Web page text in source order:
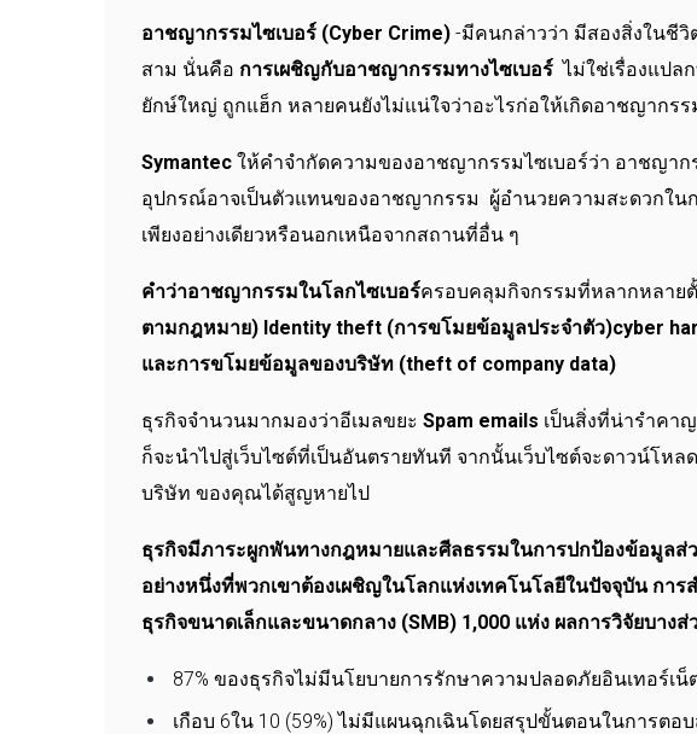
อาชญากรรมไซเบอร์ (Cyber Crime) -มีคนกล่าวว่า มีสองสิ่งในชีวิ
สาม นั่นคือ การเผชิญกับอาชญากรรมทางไซเบอร์ไม่ใช่เรื่องแปล
ยักษ์ใหญ่ ถูกแฮ็ก หลายคนยังไม่แน่ใจว่าอะไรก่อให้เกิดอาชญากรร
Symantec ให้คำจำกัดความของอาชญากรรมไซเบอร์ว่า อาชญา
อุปกรณ์อาจเป็นตัวแทนของอาชญากรรม ผู้อำนวยความสะดวกใ
เพียงอย่างเดียวหรือนอกเหนือจากสถานที่อื่น ๆ
คำว่าอาชญากรรมในโลกไซเบอร์ครอบคลุมกิจกรรมที่หลากหลาย
ตามกฎหมาย) Identity theft (การขโมยข้อมูลประจำตัว)cyber
และการขโมยข้อมูลของบริษัท (theft of company data)
ธุรกิจจำนวนมากมองว่าอีเมลขยะ Spam emails เป็นสิ่งที่น่ารำคา
ก็จะนำไปสู่เว็บไซต์ที่เป็นอันตรายทันที จากนั้นเว็บไซต์จะดาวน์โ
บริษัท ของคุณได้สูญหายไป
ธุรกิจมีภาระผูกพันทางกฎหมายและศีลธรรมในการปกป้องข้อมูล
อย่างหนึ่งที่พวกเขาต้องเผชิญในโลกแห่งเทคโนโลยีในปัจจุบัน การ
ธุรกิจขนาดเล็กและขนาดกลาง (SMB) 1,000 แห่ง ผลการวิจัยบาง
87% ของธุรกิจไม่มีนโยบายการรักษาความปลอดภัยอินเทอร์
เกือบ 6ใน 10 (59%) ไม่มีแผนฉุกเฉินโดยสรุปขั้นตอนในการต